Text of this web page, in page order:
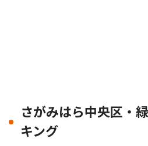
さがみはら中央区・
キング